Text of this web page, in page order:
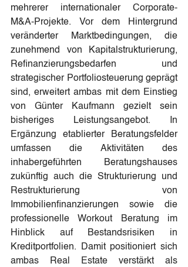
mehrerer internationaler Corporate-
M&A-Projekte. Vor dem Hintergrund
veränderter Marktbedingungen, die
zunehmend von Kapitalstrukturierung,
Refinanzierungsbedarfen und
strategischer Portfoliosteuerung geprägt
sind, erweitert ambas mit dem Einstieg
von Günter Kaufmann gezielt sein
bisheriges Leistungsangebot. In
Ergänzung etablierter Beratungsfelder
umfassen die Aktivitäten des
inhabergeführten Beratungshauses
zukünftig auch die Strukturierung und
Restrukturierung von
Immobilienfinanzierungen sowie die
professionelle Workout Beratung im
Hinblick auf Bestandsrisiken in
Kreditportfolien. Damit positioniert sich
ambas Real Estate verstärkt als